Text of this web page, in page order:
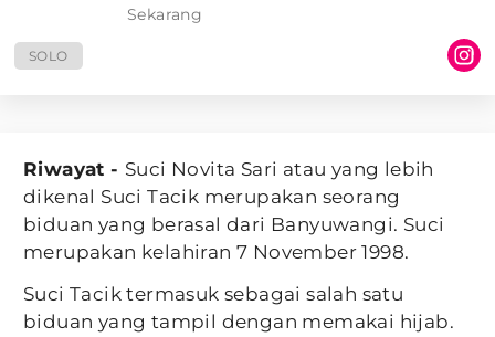
Sekarang
SOLO
Riwayat - Suci Novita Sari atau yang lebih
dikenal Suci Tacik merupakan seorang
biduan yang berasal dari Banyuwangi. Suci
merupakan kelahiran 7 November 1998.
Suci Tacik termasuk sebagai salah satu
biduan yang tampil dengan memakai hijab.